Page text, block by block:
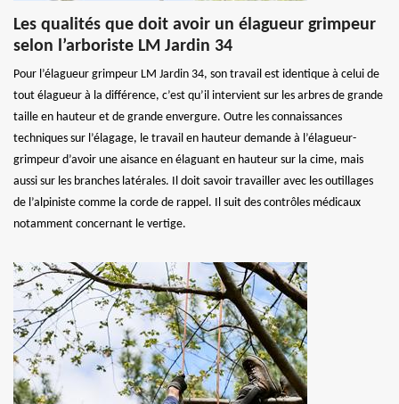
Les qualités que doit avoir un élagueur grimpeur
selon l’arboriste LM Jardin 34
Pour l’élagueur grimpeur LM Jardin 34, son travail est identique à celui de
tout élagueur à la différence, c’est qu’il intervient sur les arbres de grande
taille en hauteur et de grande envergure. Outre les connaissances
techniques sur l’élagage, le travail en hauteur demande à l’élagueur-
grimpeur d’avoir une aisance en élaguant en hauteur sur la cime, mais
aussi sur les branches latérales. Il doit savoir travailler avec les outillages
de l’alpiniste comme la corde de rappel. Il suit des contrôles médicaux
notamment concernant le vertige.